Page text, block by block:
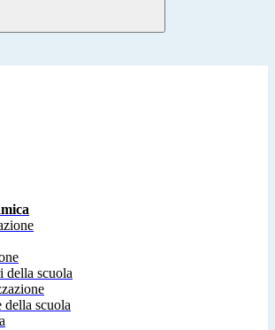
della scuola
della scuola